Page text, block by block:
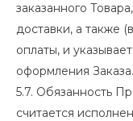
заказанного
доставки, а также
оплаты, и
оформления Заказа.
5.7. Обязанность
считается